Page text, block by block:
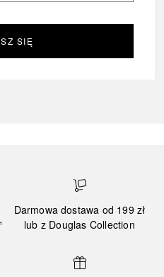
SIĘ
Darmowa dostawa od 199 zł
lub z Douglas Collection